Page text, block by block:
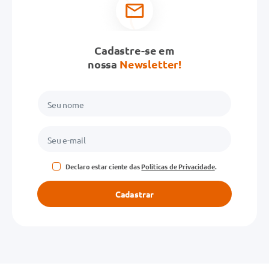
Cadastre-se em
nossa Newsletter!
Declaro estar ciente dasPolíticas de Privacidade.
Cadastrar